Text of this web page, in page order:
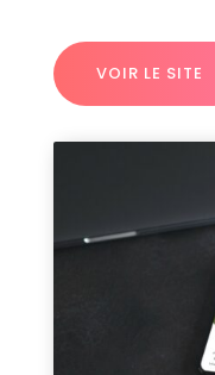
VOIR LE SITE